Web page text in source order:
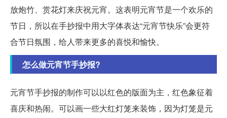
放炮竹、赏花灯来庆祝元宵。这表明元宵节是一个欢乐的
节日，所以在手抄报中用大字体表达“元宵节快乐”会更符
合节日氛围，给人带来更多的喜悦和愉快。
怎么做元宵节手抄报?
元宵节手抄报的制作可以以红色的版面为主，红色象征着
喜庆和热闹。可以画一些大红灯笼来装饰，因为灯笼是元